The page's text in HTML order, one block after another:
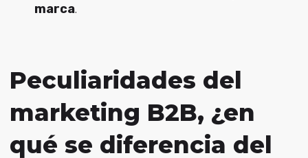
marca.
Peculiaridades del
marketing B2B, ¿en
qué se diferencia del